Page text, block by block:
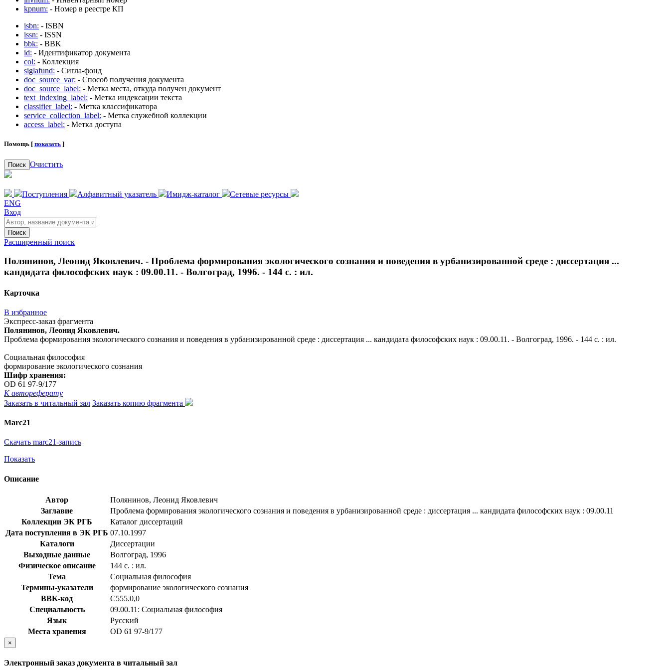
kpnum: - Номер в реестре КП
isbn: - ISBN
issn: - ISSN
bbk: - BBK
id: - Идентификатор документа
col: - Коллекция
siglafund: - Сигла-фонд
doc_source_var: - Способ получения документа
doc_source_label: - Метка места, откуда получен документ
text_indexing_label: - Метка индексации текста
classifier_label: - Метка классификатора
service_collection_label: - Метка служебной коллекции
access_label: - Метка доступа
Помощь [ показать ]
Поиск Очистить
Поступления Алфавитный указатель Имидж-каталог
Сетевые ресурсы
ENG
Вход
Поиск
Расширенный поиск
Полянинов, Леонид Яковлевич. - Проблема формирования экологического сознания и поведения в урбанизированной среде : диссертация ...
кандидата философских наук : 09.00.11. - Волгоград, 1996. - 144 с. : ил.
Карточка
В избранное
Экспресс-заказ фрагмента
Полянинов, Леонид Яковлевич.
Проблема формирования экологического сознания и поведения в урбанизированной среде : диссертация ... кандидата философских наук : 09.00.11. - Волгоград, 1996. - 144 с. : ил.
Социальная философия
формирование экологического сознания
Шифр хранения:
OD 61 97-9/177
К автореферату
Заказать в читальный зал Заказать копию фрагмента
Marc21
Скачать marc21-запись
Показать
Описание
Автор
Полянинов, Леонид Яковлевич
Заглавие
Проблема формирования экологического сознания и поведения в урбанизированной среде : диссертация ... кандидата философских наук : 09.00.11
Коллекции ЭК РГБ
Каталог диссертаций
Дата поступления в ЭК РГБ 07.10.1997
Каталоги
Диссертации
Выходные данные
Волгоград, 1996
Физическое описание
144 с. : ил.
Тема
Социальная философия
Термины-указатели
формирование экологического сознания
BBK-код
С555.0,0
Специальность
09.00.11: Социальная философия
Язык
Русский
Места хранения
OD 61 97-9/177
×
Электронный заказ документа в читальный зал